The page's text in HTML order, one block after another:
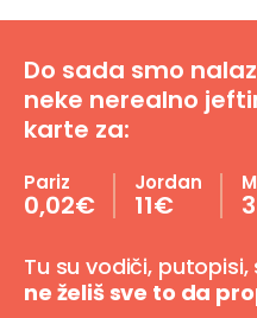
Do sada smo
neke nerealno
karte za:
Pariz
0,02€
Jordan
11€
Tu su vodiči,
ne želiš sve to da